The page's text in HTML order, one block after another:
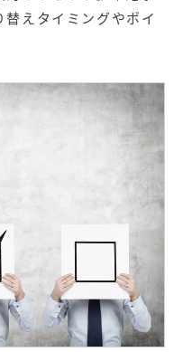
サービス
サイトアクセス増加パッケー
求人パッケージ
えタイミングやポイ